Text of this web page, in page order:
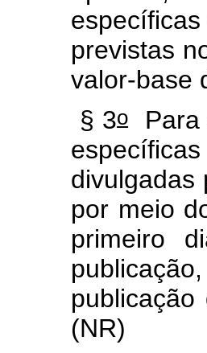
previstas
valor-base
§ 3o
Para
divulgadas
por meio
primeiro
(NR)